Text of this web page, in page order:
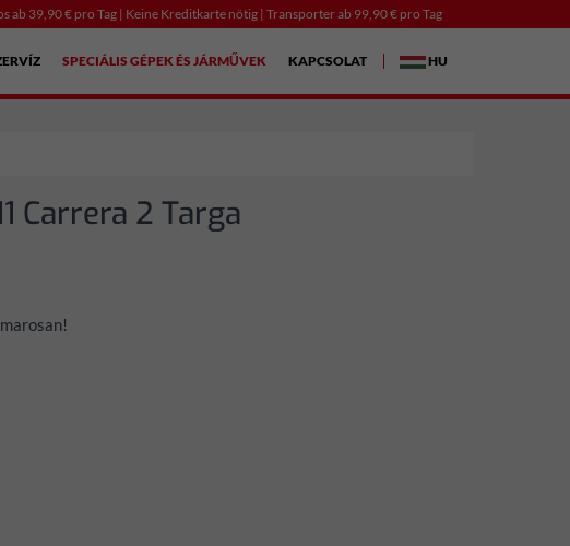
ab 39,90 € pro Tag | Keine Kreditkarte nötig | Transporter ab 99,90 € pro Tag
SPECIÁLIS GÉPEK ÉS JÁRMŰVEK KAPCSOLAT HU
Carrera 2 Targa